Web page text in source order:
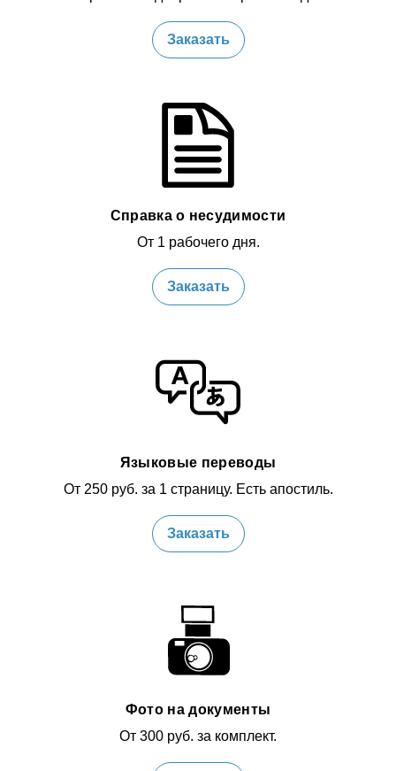
Заказать
Справка о несудимости
От 1 рабочего дня.
Заказать
Языковые переводы
От 250 руб. за 1 страницу. Есть апостиль.
Заказать
Фото на документы
От 300 руб. за комплект.